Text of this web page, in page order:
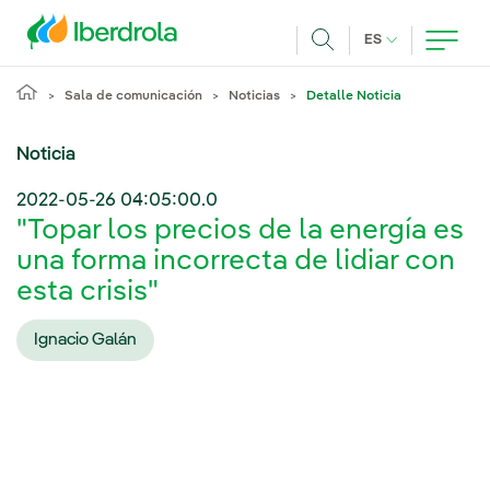
ES IDIOMA
Sala de comunicación Noticias Detalle Noticia
Noticia
2022-05-26 04:05:00.0
"Topar los precios de la energía es
una forma incorrecta de lidiar con
esta crisis"
Ignacio Galán